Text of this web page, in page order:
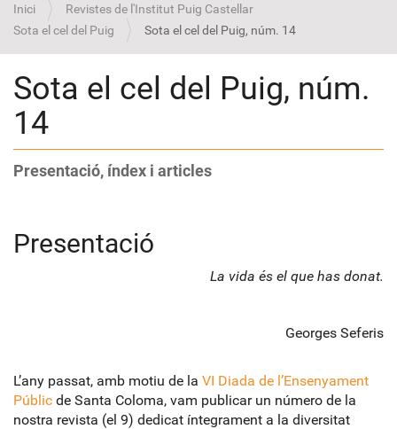
Inici
Revistes de l'Institut Puig Castellar
Sota el cel del Puig
Sota el cel del Puig, núm. 14
Sota el cel del Puig, núm.
14
Presentació, índex i articles
Presentació
La vida és el que has donat.
Georges Seferis
L’any passat, amb motiu de la VI Diada de l’Ensenyament
Públic de Santa Coloma, vam publicar un número de la
nostra revista (el 9) dedicat íntegrament a la diversitat